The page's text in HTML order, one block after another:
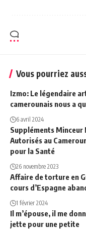
Vous pourriez
Izmo: Le légendaire
camerounais nous a
6 avril 2024
Suppléments
Autorisés au
pour la Santé
26 novembre 2023
Affaire de torture en
cours d’Espagne
1 février 2024
Il m’épouse, il me
jette pour une petite